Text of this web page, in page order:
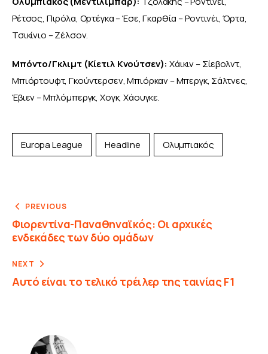
Ρέτσος, Πιρόλα, Ορτέγκα – Έσε, Γκαρθία – Ροντινέι, Όρτα,
Τσικίνιο – Ζέλσον.
Μπόντο/Γκλιμτ (Κίετιλ Κνούτσεν): Χάικιν – Σίεβολντ,
Μπιόρτουφτ, Γκούντερσεν, Μπιόρκαν – Μπεργκ, Σάλτνες,
Έβιεν – Μπλόμπεργκ, Χογκ, Χάουγκε.
Europa League Headline Ολυμπιακός
PREVIOUS
Φιορεντίνα-Παναθηναϊκός: Οι αρχικές
ενδεκάδες των δύο ομάδων
NEXT
Αυτό είναι το τελικό τρέιλερ της ταινίας F1